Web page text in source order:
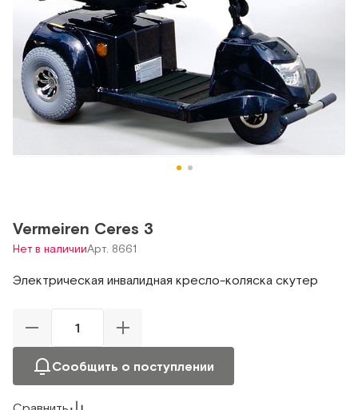
Vermeiren Ceres 3
Нет в наличииАрт. 8661
Электрическая инвалидная кресло-коляска скутер
Сообщить о поступлении